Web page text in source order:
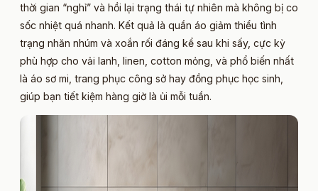
thời gian “nghỉ” và hồi lại trạng thái tự nhiên mà không bị co
sốc nhiệt quá nhanh. Kết quả là quần áo giảm thiểu tình
trạng nhăn nhúm và xoắn rối đáng kể sau khi sấy, cực kỳ
phù hợp cho vải lanh, linen, cotton mỏng, và phổ biến nhất
là áo sơ mi, trang phục công sở hay đồng phục học sinh,
giúp bạn tiết kiệm hàng giờ là ủi mỗi tuần.